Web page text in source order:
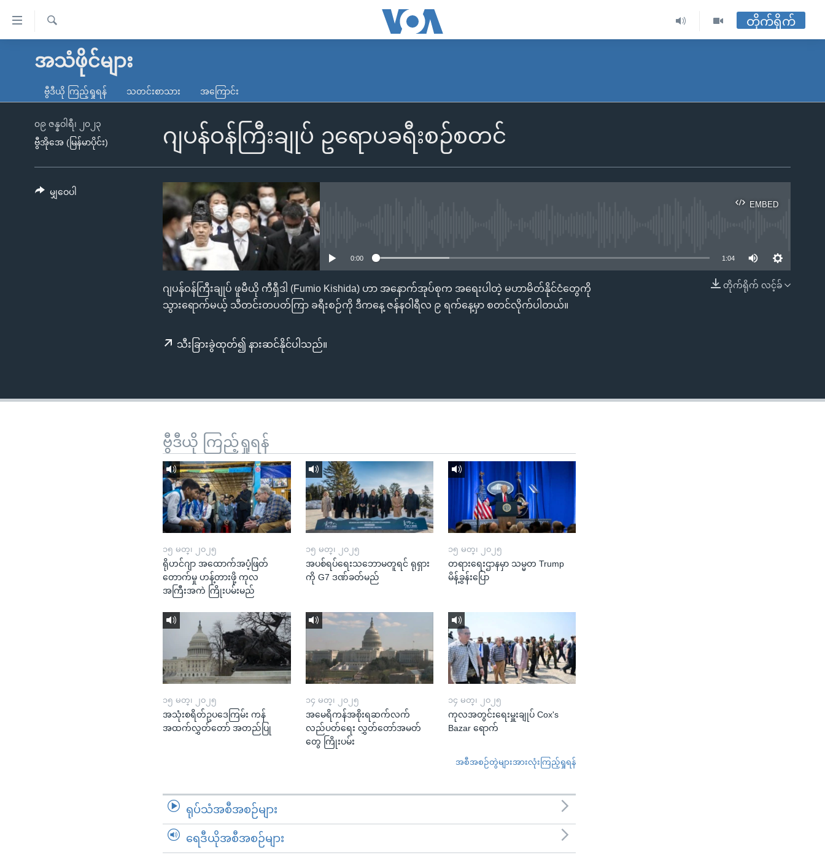
လွယ်ကူ
သည့်
မူလစာမျက်နှာ
ကမ္ဘာ့သတင်းများ
နိုင်ငံတကာ
အမေရိကန်
တရုတ်
အစ္စရေး-ပါလက်စတိုင်း
သတင်းလွတ်လပ်ခွင့်
ရပ်ဝန်းတခု လမ်းတခု အလွန်
အင်္ဂလိပ်စာလေ့လာမယ်
ရ
တိုက်ရိုက်
အသံဖိုင်များ
ဗွီဒီယို ကြည့်ရှုရန် သတင်းစာသား အကြောင်း
ဂျပန်ဝန်ကြီးချုပ် ဥရောပခရီးစဉ်စတင်
၀၉ ဇန္နဝါရီ၊ ၂၀၂၃
ဗွီအိုအေ (မြန်မာပိုင်း)
EMBED
EMBED
0:00 1:04
တိုက်ရိုက် လင့်ခ်
ဂျပန်ဝန်ကြီးချုပ် ဖူမီယို ကီရှီဒါ (Fumio Kishida) ဟာ အနောက်အုပ်စုက အရေးပါတဲ့ မဟာမိတ်နိုင်ငံတွေကို
သွားရောက်မယ့် သီတင်းတပတ်ကြာ ခရီးစဉ်ကို ဒီကနေ့ ဇန်နဝါရီလ ၉ ရက်နေ့မှာ စတင်လိုက်ပါတယ်။
သီးခြားခွဲထုတ်၍ နားဆင်နိုင်ပါသည်။
မျှဝေပါ
ဗွီဒီယို ကြည့်ရှုရန်
၁၅ မတ္၊ ၂၀၂၅
ရိုဟင်ဂျာ အထောက်အပံ့ဖြတ်
တောက်မှု ဟန့်တားဖို့ ကုလ
အကြီးအကဲ ကြိုးပမ်းမည်
၁၅ မတ္၊ ၂၀၂၅
အပစ်ရပ်ရေးသဘောမတူရင် ရုရှား
ကို G7 ဒဏ်ခတ်မည်
၁၅ မတ္၊ ၂၀၂၅
တရားရေးဌာနမှာ သမ္မတ Trump
မိန့်ခွန်းပြော
၁၅ မတ္၊ ၂၀၂၅
အသုံးစရိတ်ဥပဒေကြမ်း ကန်
အထက်လွှတ်တော် အတည်ပြု
၁၄ မတ္၊ ၂၀၂၅
အမေရိကန်အစိုးရဆက်လက်
လည်ပတ်ရေး လွှတ်တော်အမတ်
တွေ ကြိုးပမ်း
၁၄ မတ္၊ ၂၀၂၅
ကုလအတွင်းရေးမှူးချုပ် Cox's
Bazar ရောက်
အစီအစဉ်တွဲများအားလုံးကြည့်ရှုရန်
ရုပ်သံအစီအစဉ်များ
ရေဒီယိုအစီအစဉ်များ